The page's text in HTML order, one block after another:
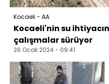
Kocaeli - AA
Kocaeli'nin su
çalışmalar sürüyor
26 Ocak 2024 - 09:41